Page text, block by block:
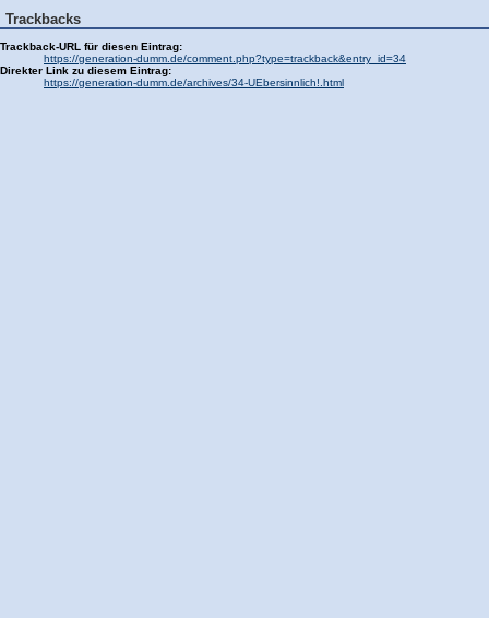
Trackbacks
Trackback-URL für diesen Eintrag:
https://generation-dumm.de/comment.php?type=trackback&entry_id=34
Direkter Link zu diesem Eintrag:
https://generation-dumm.de/archives/34-UEbersinnlich!.html